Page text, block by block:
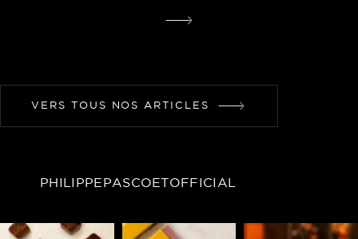
VERS TOUS NOS ARTICLES
PHILIPPEPASCOETOFFICIAL